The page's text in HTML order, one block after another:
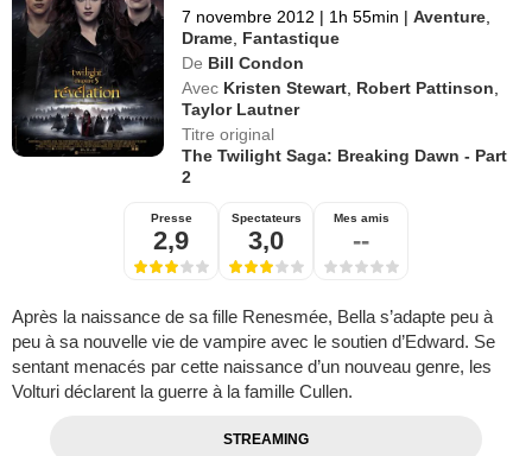
7 novembre 2012 | 1h 55min | Aventure
Drame Fantastique
De Bill Condon
Avec Kristen Stewart Robert Pattinson
Taylor Lautner
Titre original
The Twilight Saga: Breaking Dawn - Part
2
Presse
2,9
Spectateurs
3,0
Mes amis
--
Après la naissance de sa fille Renesmée, Bella s’adapte peu à
peu à sa nouvelle vie de vampire avec le soutien d’Edward. Se
sentant menacés par cette naissance d’un nouveau genre, les
Volturi déclarent la guerre à la famille Cullen.
STREAMING